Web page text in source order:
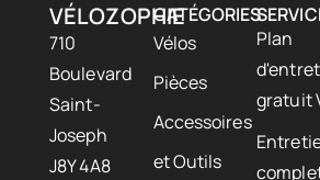
VÉLOZOPHIE
710
Boulevard
Saint-
Joseph
J8Y 4A8
CATÉGORIES
Vélos
Pièces
Accessoires
et Outils
Plan
gratuit